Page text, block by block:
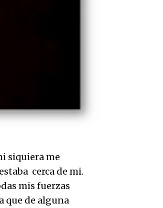
siquiera me
cerca de mi.
mis fuerzas
que de alguna